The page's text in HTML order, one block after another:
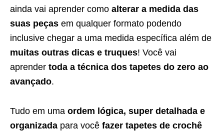
ainda vai aprender como alterar a medida das
suas peças em qualquer formato podendo
inclusive chegar a uma medida específica além de
muitas outras dicas e truques! Você vai
aprender toda a técnica dos tapetes do zero ao
avançado.
Tudo em uma ordem lógica, super detalhada e
organizada para você fazer tapetes de crochê